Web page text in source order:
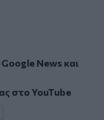
Google Newsκαι
στοYouTube